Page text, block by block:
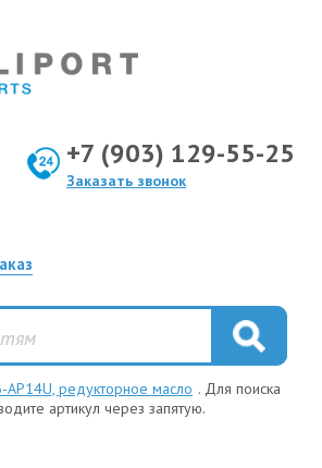
+7 (903) 129-55-25
Заказать звонок
AP14U, редукторное масло . Для поиска
артикул через запятую.